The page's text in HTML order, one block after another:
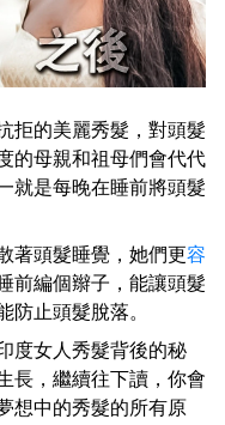
拒的美麗秀髮，對頭髮
的母親和祖母們會代代
就是每晚在睡前將頭髮
著頭髮睡覺，她們更容
前編個辮子，能讓頭髮
防止頭髮脫落。
度女人秀髮背後的秘
長，繼續往下讀，你會
想中的秀髮的所有原